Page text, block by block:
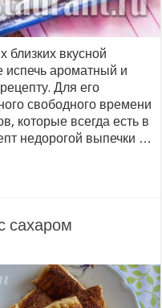
близких вкусной
ароматный и
Для его
свободного времени
которые всегда есть в
недорогой выпечки …
сахаром